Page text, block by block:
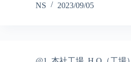
NS
2023/09/05